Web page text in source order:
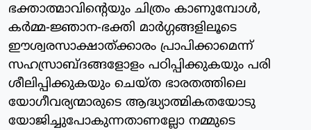
ഭക്താത്മാവിന്റെയും ചിത്രം കാണുമ്പോള്‍,
കര്‍മ്മ-ജ്ഞാന-ഭക്തി മാര്‍ഗ്ഗങ്ങളിലൂടെ
ഈശ്വരസാക്ഷാത്ക്കാരം പ്രാപിക്കാമെന്ന്
സഹസ്രാബ്ദങ്ങളോളം പഠിപ്പിക്കുകയും പരി
ശീലിപ്പിക്കുകയും ചെയ്ത ഭാരതത്തിലെ
യോഗീവര്യന്മാരുടെ ആദ്ധ്യാത്മികതയോടു
യോജിച്ചുപോകുന്നതാണല്ലോ നമ്മുടെ